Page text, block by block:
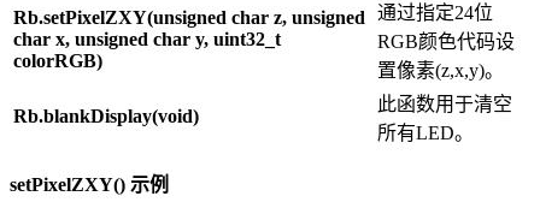
Rb.setPixelZXY(unsigned char z, unsigned
char x, unsigned char y, uint32_t
colorRGB)
通过指定24位
RGB颜色代码设
置像素(z,x,y)。
Rb.blankDisplay(void)
此函数用于清空
所有LED。
setPixelZXY() 示例